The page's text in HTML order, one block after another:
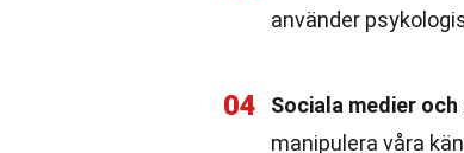
använder
04 Sociala medier
manipulera våra